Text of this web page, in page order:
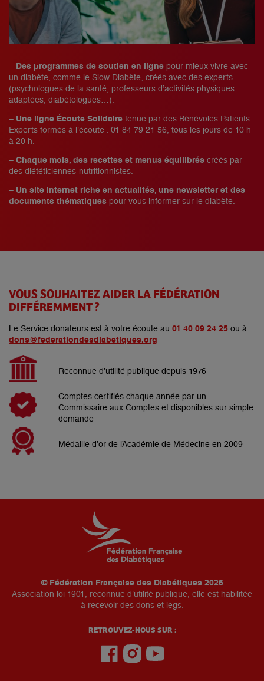
– Des programmes de soutien en ligne pour mieux vivre avec
un diabète, comme le Slow Diabète, créés avec des experts
(psychologues de la santé, professeurs d’activités physiques
adaptées, diabétologues…).
– Une ligne Écoute Solidaire tenue par des Bénévoles Patients
Experts formés à l’écoute : 01 84 79 21 56, tous les jours de 10 h
à 20 h.
– Chaque mois, des recettes et menus équilibrés créés par
des diététiciennes-nutritionnistes.
– Un site internet riche en actualités, une newsletter et des
documents thématiques pour vous informer sur le diabète.
faire reconnaître les personnes atteintes d’un diabète
comme des citoyens à part entière
lutte contre les
discriminations
bénéficient de soins de qualité sur tout le territoire
Par téléphone : 01 40 09 24 25 le mardi de 8h à 12h30 et le
jeudi de 13h30 à 18h
La Fédération verse chaque année 150 000 € à la Fondation
Francophone pour la Recherche sur le Diabète,
VOUS SOUHAITEZ AIDER LA FÉDÉRATION
DIFFÉREMMENT ?
Le Service donateurs est à votre écoute au 01 40 09 24 25 ou à
dons@federationdesdiabetiques.org
Reconnue d’utilité publique depuis 1976
Comptes certifiés chaque année par un
Commissaire aux Comptes et disponibles sur simple
demande
Médaille d’or de l’Académie de Médecine en 2009
© Fédération Française des Diabétiques 2026
Association loi 1901, reconnue d’utilité publique, elle est habilitée
à recevoir des dons et legs.
RETROUVEZ-NOUS SUR :